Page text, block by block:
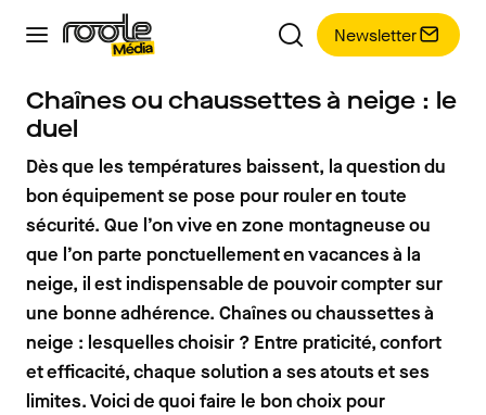
Newsletter
Chaînes ou chaussettes à neige : le
duel
Dès que les températures baissent, la question du
bon équipement se pose pour rouler en toute
sécurité. Que l’on vive en zone montagneuse ou
que l’on parte ponctuellement en vacances à la
neige, il est indispensable de pouvoir compter sur
une bonne adhérence. Chaînes ou chaussettes à
neige : lesquelles choisir ? Entre praticité, confort
et efficacité, chaque solution a ses atouts et ses
limites. Voici de quoi faire le bon choix pour